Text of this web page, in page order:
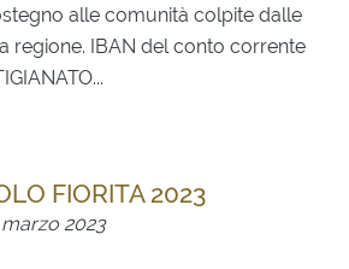
alle comunità colpite dalle
regione. IBAN del conto corrente
FIORITA 2023
2023